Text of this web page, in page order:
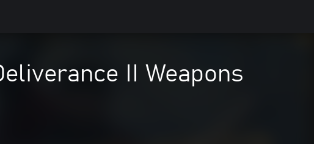
II Weapons